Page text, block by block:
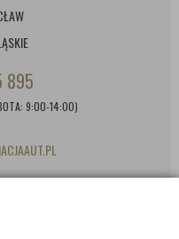
895
9:00-14:00)